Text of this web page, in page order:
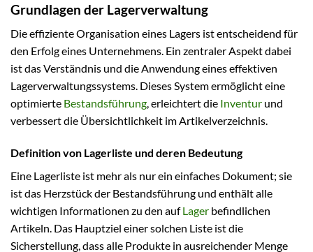
Grundlagen der Lagerverwaltung
Die effiziente Organisation eines Lagers ist entscheidend für
den Erfolg eines Unternehmens. Ein zentraler Aspekt dabei
ist das Verständnis und die Anwendung eines effektiven
Lagerverwaltungssystems. Dieses System ermöglicht eine
optimierte Bestandsführung, erleichtert die Inventur und
verbessert die Übersichtlichkeit im Artikelverzeichnis.
Definition von Lagerliste und deren Bedeutung
Eine Lagerliste ist mehr als nur ein einfaches Dokument; sie
ist das Herzstück der Bestandsführung und enthält alle
wichtigen Informationen zu den aufLager befindlichen
Artikeln. Das Hauptziel einer solchen Liste ist die
Sicherstellung, dass alle Produkte in ausreichender Menge